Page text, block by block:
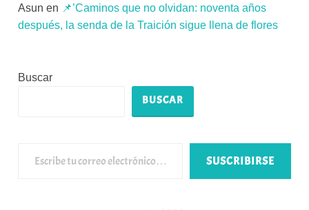
Asun en 📌’Caminos que no olvidan: noventa años
después, la senda de la Traición sigue llena de flores
Buscar
BUSCAR
SUSCRIBIRSE